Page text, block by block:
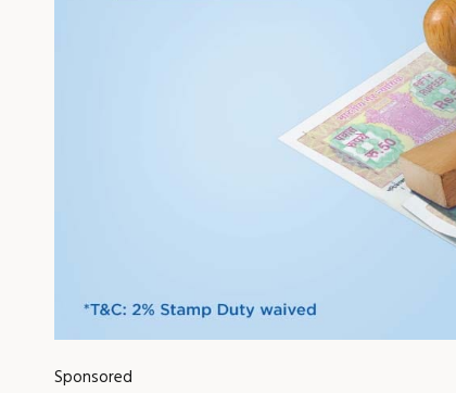
Sponsored